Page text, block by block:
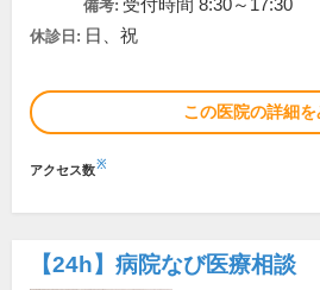
備考: 受付時間 8:30～17:30
休診日: 日、祝
この医院の詳細を
アクセス数※
【24h】 病院なび医療相談